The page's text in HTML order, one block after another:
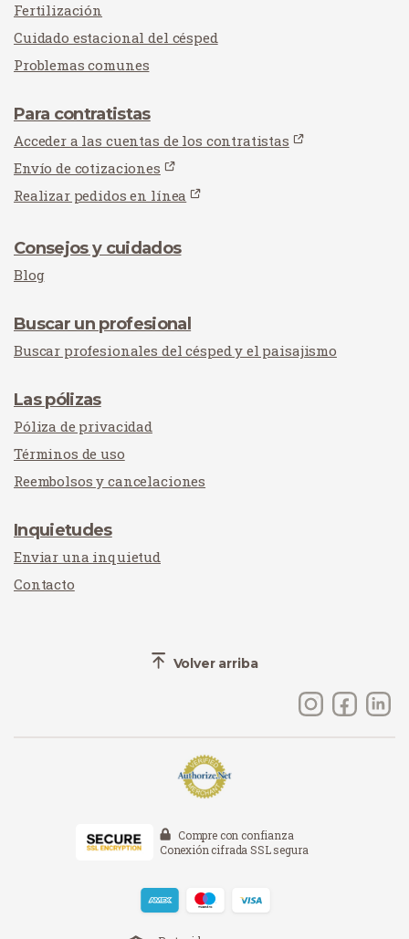
Fertilización
Cuidado estacional del césped
Problemas comunes
Para contratistas
Acceder a las cuentas de los contratistas
Envío de cotizaciones
Realizar pedidos en línea
Consejos y cuidados
Blog
Buscar un profesional
Buscar profesionales del césped y el paisajismo
Las pólizas
Póliza de privacidad
Términos de uso
Reembolsos y cancelaciones
Inquietudes
Enviar una inquietud
Contacto
Volver arriba
Compre con confianza
Conexión cifrada SSL segura